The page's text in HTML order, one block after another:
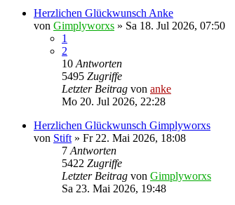
Herzlichen Glückwunsch Anke
von Gimplyworxs » Sa 18. Jul 2026, 07:50
1
2
10 Antworten
5495 Zugriffe
Letzter Beitrag von anke
Mo 20. Jul 2026, 22:28
Herzlichen Glückwunsch Gimplyworxs
von Stift » Fr 22. Mai 2026, 18:08
7 Antworten
5422 Zugriffe
Letzter Beitrag von Gimplyworxs
Sa 23. Mai 2026, 19:48